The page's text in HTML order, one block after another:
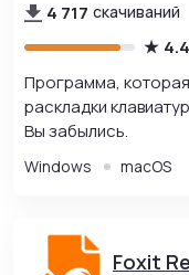
4 717 скачиваний
4.4
Программа,
раскладки
Вы забылись.
Windows macOS
Foxit